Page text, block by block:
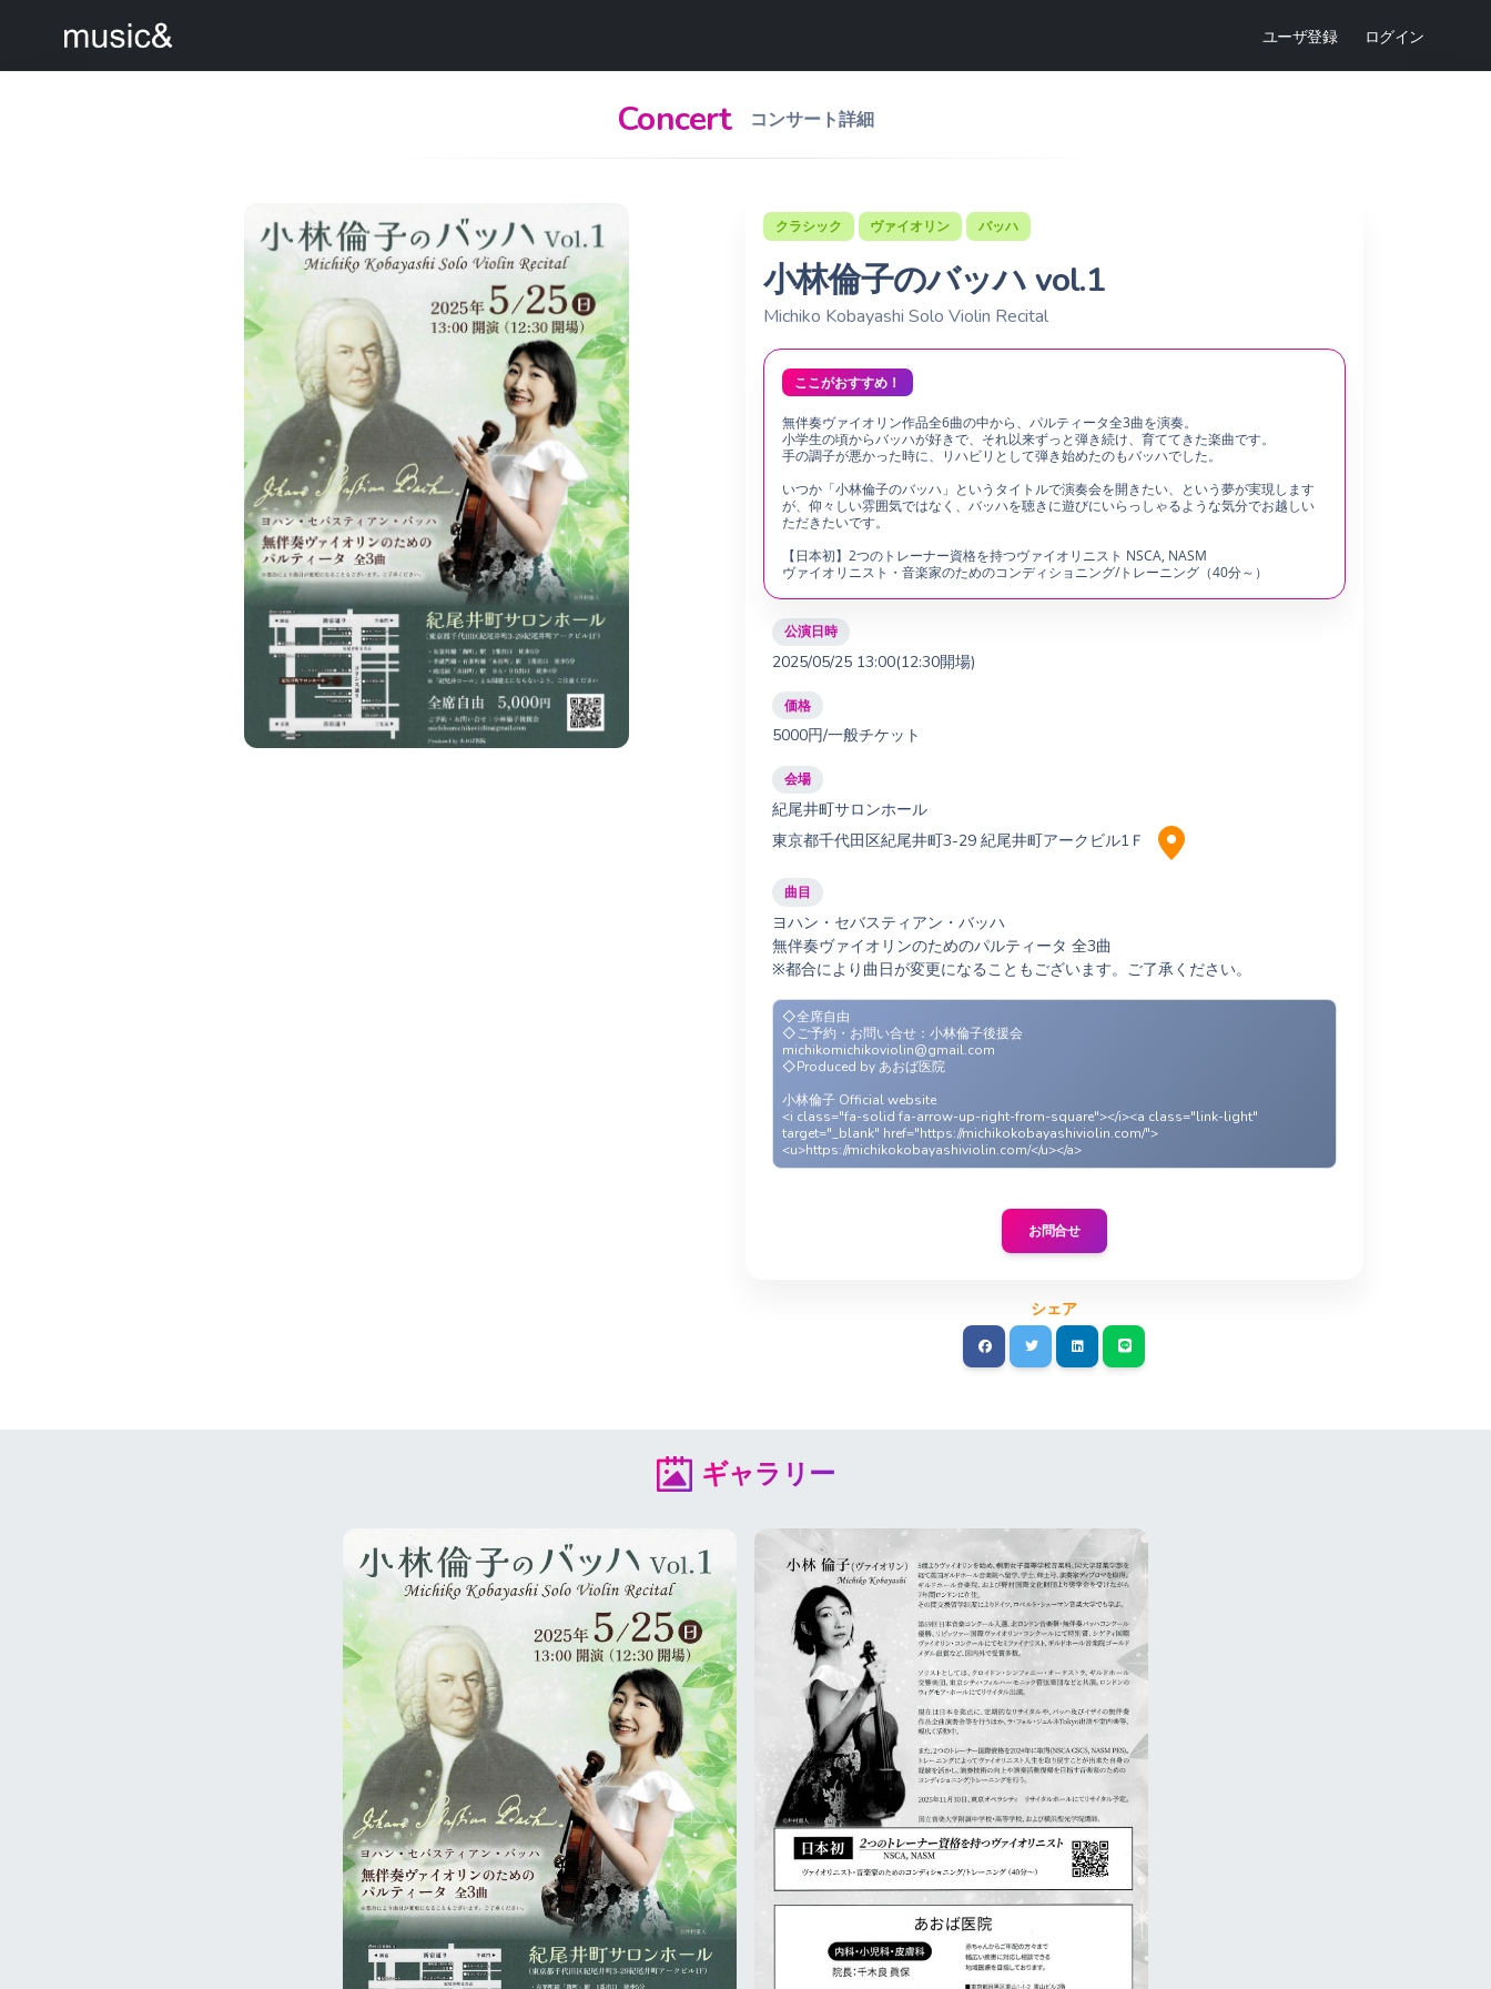
ユーザ登録 ログイン
Concert コンサート詳細
クラシック ヴァイオリン バッハ
小林倫子のバッハ vol.1
Michiko Kobayashi Solo Violin Recital
ここがおすすめ！
無伴奏ヴァイオリン作品全6曲の中から、パルティータ全3曲を演奏。
小学生の頃からバッハが好きで、それ以来ずっと弾き続け、育ててきた楽曲です。
手の調子が悪かった時に、リハビリとして弾き始めたのもバッハでした。
いつか「小林倫子のバッハ」というタイトルで演奏会を開きたい、という夢が実現します
が、仰々しい雰囲気ではなく、バッハを聴きに遊びにいらっしゃるような気分でお越しい
ただきたいです。
【日本初】2つのトレーナー資格を持つヴァイオリニスト NSCA, NASM
ヴァイオリニスト・音楽家のためのコンディショニング/トレーニング（40分～）
公演日時
2025/05/25 13:00(12:30開場)
価格
5000円/一般チケット
会場
紀尾井町サロンホール
東京都千代田区紀尾井町3-29 紀尾井町アークビル1Ｆ
曲目
ヨハン・セバスティアン・バッハ
無伴奏ヴァイオリンのためのパルティータ 全3曲
※都合により曲日が変更になることもございます。ご了承ください。
◇全席自由
◇ご予約・お問い合せ：小林倫子後援会
michikomichikoviolin@gmail.com
◇Produced by あおば医院
小林倫子 Official website
<i class="fa-solid fa-arrow-up-right-from-square"></i><a class="link-light"
target="_blank" href="https://michikokobayashiviolin.com/">
<u>https://michikokobayashiviolin.com/</u></a>
お問合せ
シェア
ギャラリー